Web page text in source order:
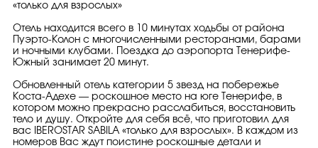
«только для взрослых»
Отель находится всего в 10 минутах ходьбы от района
Пуэрто-Колон с многочисленными ресторанами, барами
и ночными клубами. Поездка до аэропорта Тенерифе-
Южный занимает 20 минут.
Обновленный отель категории 5 звезд на побережье
Коста-Адехе — роскошное место на юге Тенерифе, в
котором можно прекрасно расслабиться, восстановить
тело и душу. Откройте для себя всё, что приготовил для
вас IBEROSTAR SABILA «только для взрослых». В каждом из
номеров Вас ждут поистине роскошные детали и